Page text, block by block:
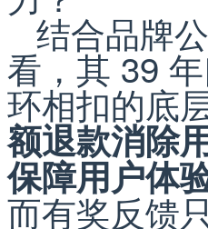
结合品牌
看，其 39
环相扣的底
额退款消除
保障用户体
而有奖反馈